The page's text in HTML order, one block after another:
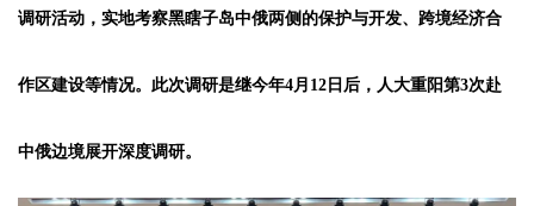
调研活动，实地考察黑瞎子岛中俄两侧的保护与开发、跨境经济合
作区建设等情况。此次调研是继今年4月12日后， 人大重阳第3次赴
中俄边境展开深度调研。